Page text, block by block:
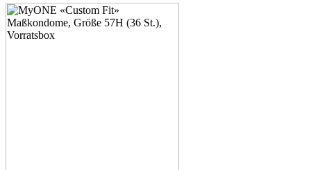
53C
53D
53E